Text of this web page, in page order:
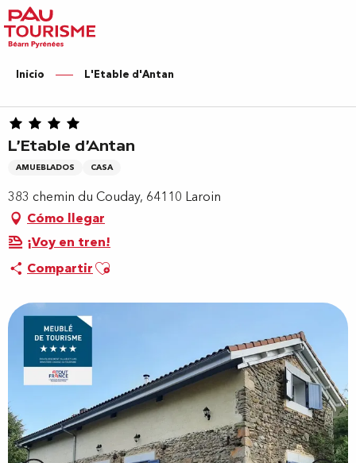
Aller
au
contenu
principal
Inicio L'Etable d'Antan
L'Etable d'Antan
AMUEBLADOS CASA
383 chemin du Couday, 64110 Laroin
Cómo llegar
¡Voy en tren!
CompartirAjouter aux favoris